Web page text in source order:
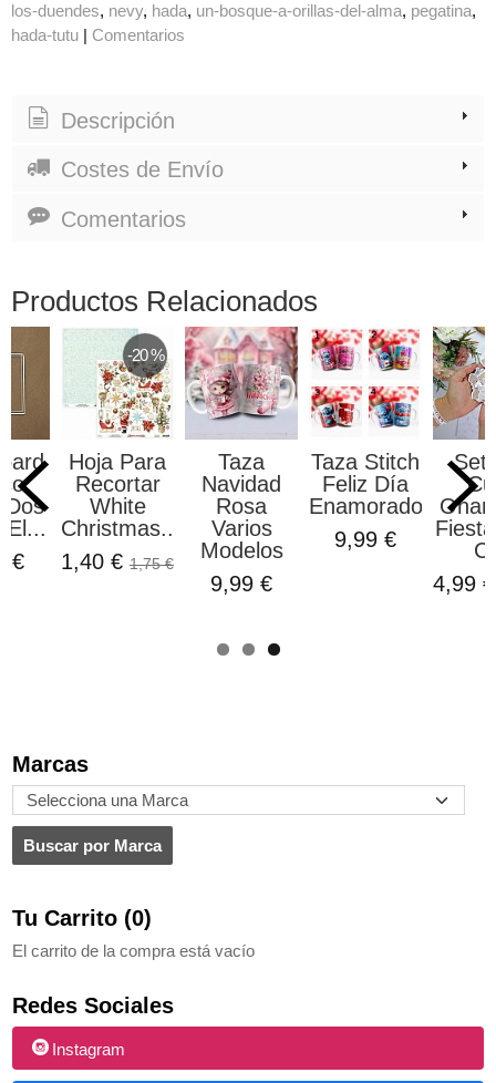
Marcas
Tu Carrito (0)
El carrito de la compra está vacío
Redes Sociales
Instagram
los-duendes nevy hada un-bosque-a-orillas-del-alma pegatina
hada-tutu
Comentarios
Descripción
Costes de Envío
Comentarios
Productos Relacionados
Dos
El...
€
-20 %
Hoja Para
Recortar
White
Christmas...
1,40 € 1,75 €
Taza
Navidad
Rosa
Varios
Modelos
9,99 €
Taza Stitch
Feliz Día
Enamorados...
9,99 €
Set
4,99